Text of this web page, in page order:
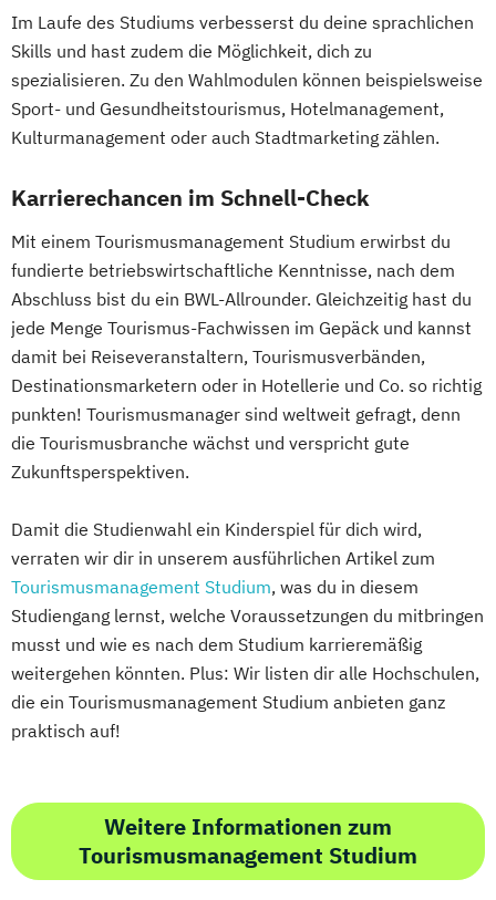
Im Laufe des Studiums verbesserst du deine sprachlichen
Skills und hast zudem die Möglichkeit, dich zu
spezialisieren. Zu den Wahlmodulen können beispielsweise
Sport- und Gesundheitstourismus, Hotelmanagement,
Kulturmanagement oder auch Stadtmarketing zählen.
Karrierechancen im Schnell-Check
Mit einem Tourismusmanagement Studium erwirbst du
fundierte betriebswirtschaftliche Kenntnisse, nach dem
Abschluss bist du ein BWL-Allrounder. Gleichzeitig hast du
jede Menge Tourismus-Fachwissen im Gepäck und kannst
damit bei Reiseveranstaltern, Tourismusverbänden,
Destinationsmarketern oder in Hotellerie und Co. so richtig
punkten! Tourismusmanager sind weltweit gefragt, denn
die Tourismusbranche wächst und verspricht gute
Zukunftsperspektiven.
Damit die Studienwahl ein Kinderspiel für dich wird,
verraten wir dir in unserem ausführlichen Artikel zum
Tourismusmanagement Studium, was du in diesem
Studiengang lernst, welche Voraussetzungen du mitbringen
musst und wie es nach dem Studium karrieremäßig
weitergehen könnten. Plus: Wir listen dir alle Hochschulen,
die ein Tourismusmanagement Studium anbieten ganz
praktisch auf!
Weitere Informationen zum
Tourismusmanagement Studium